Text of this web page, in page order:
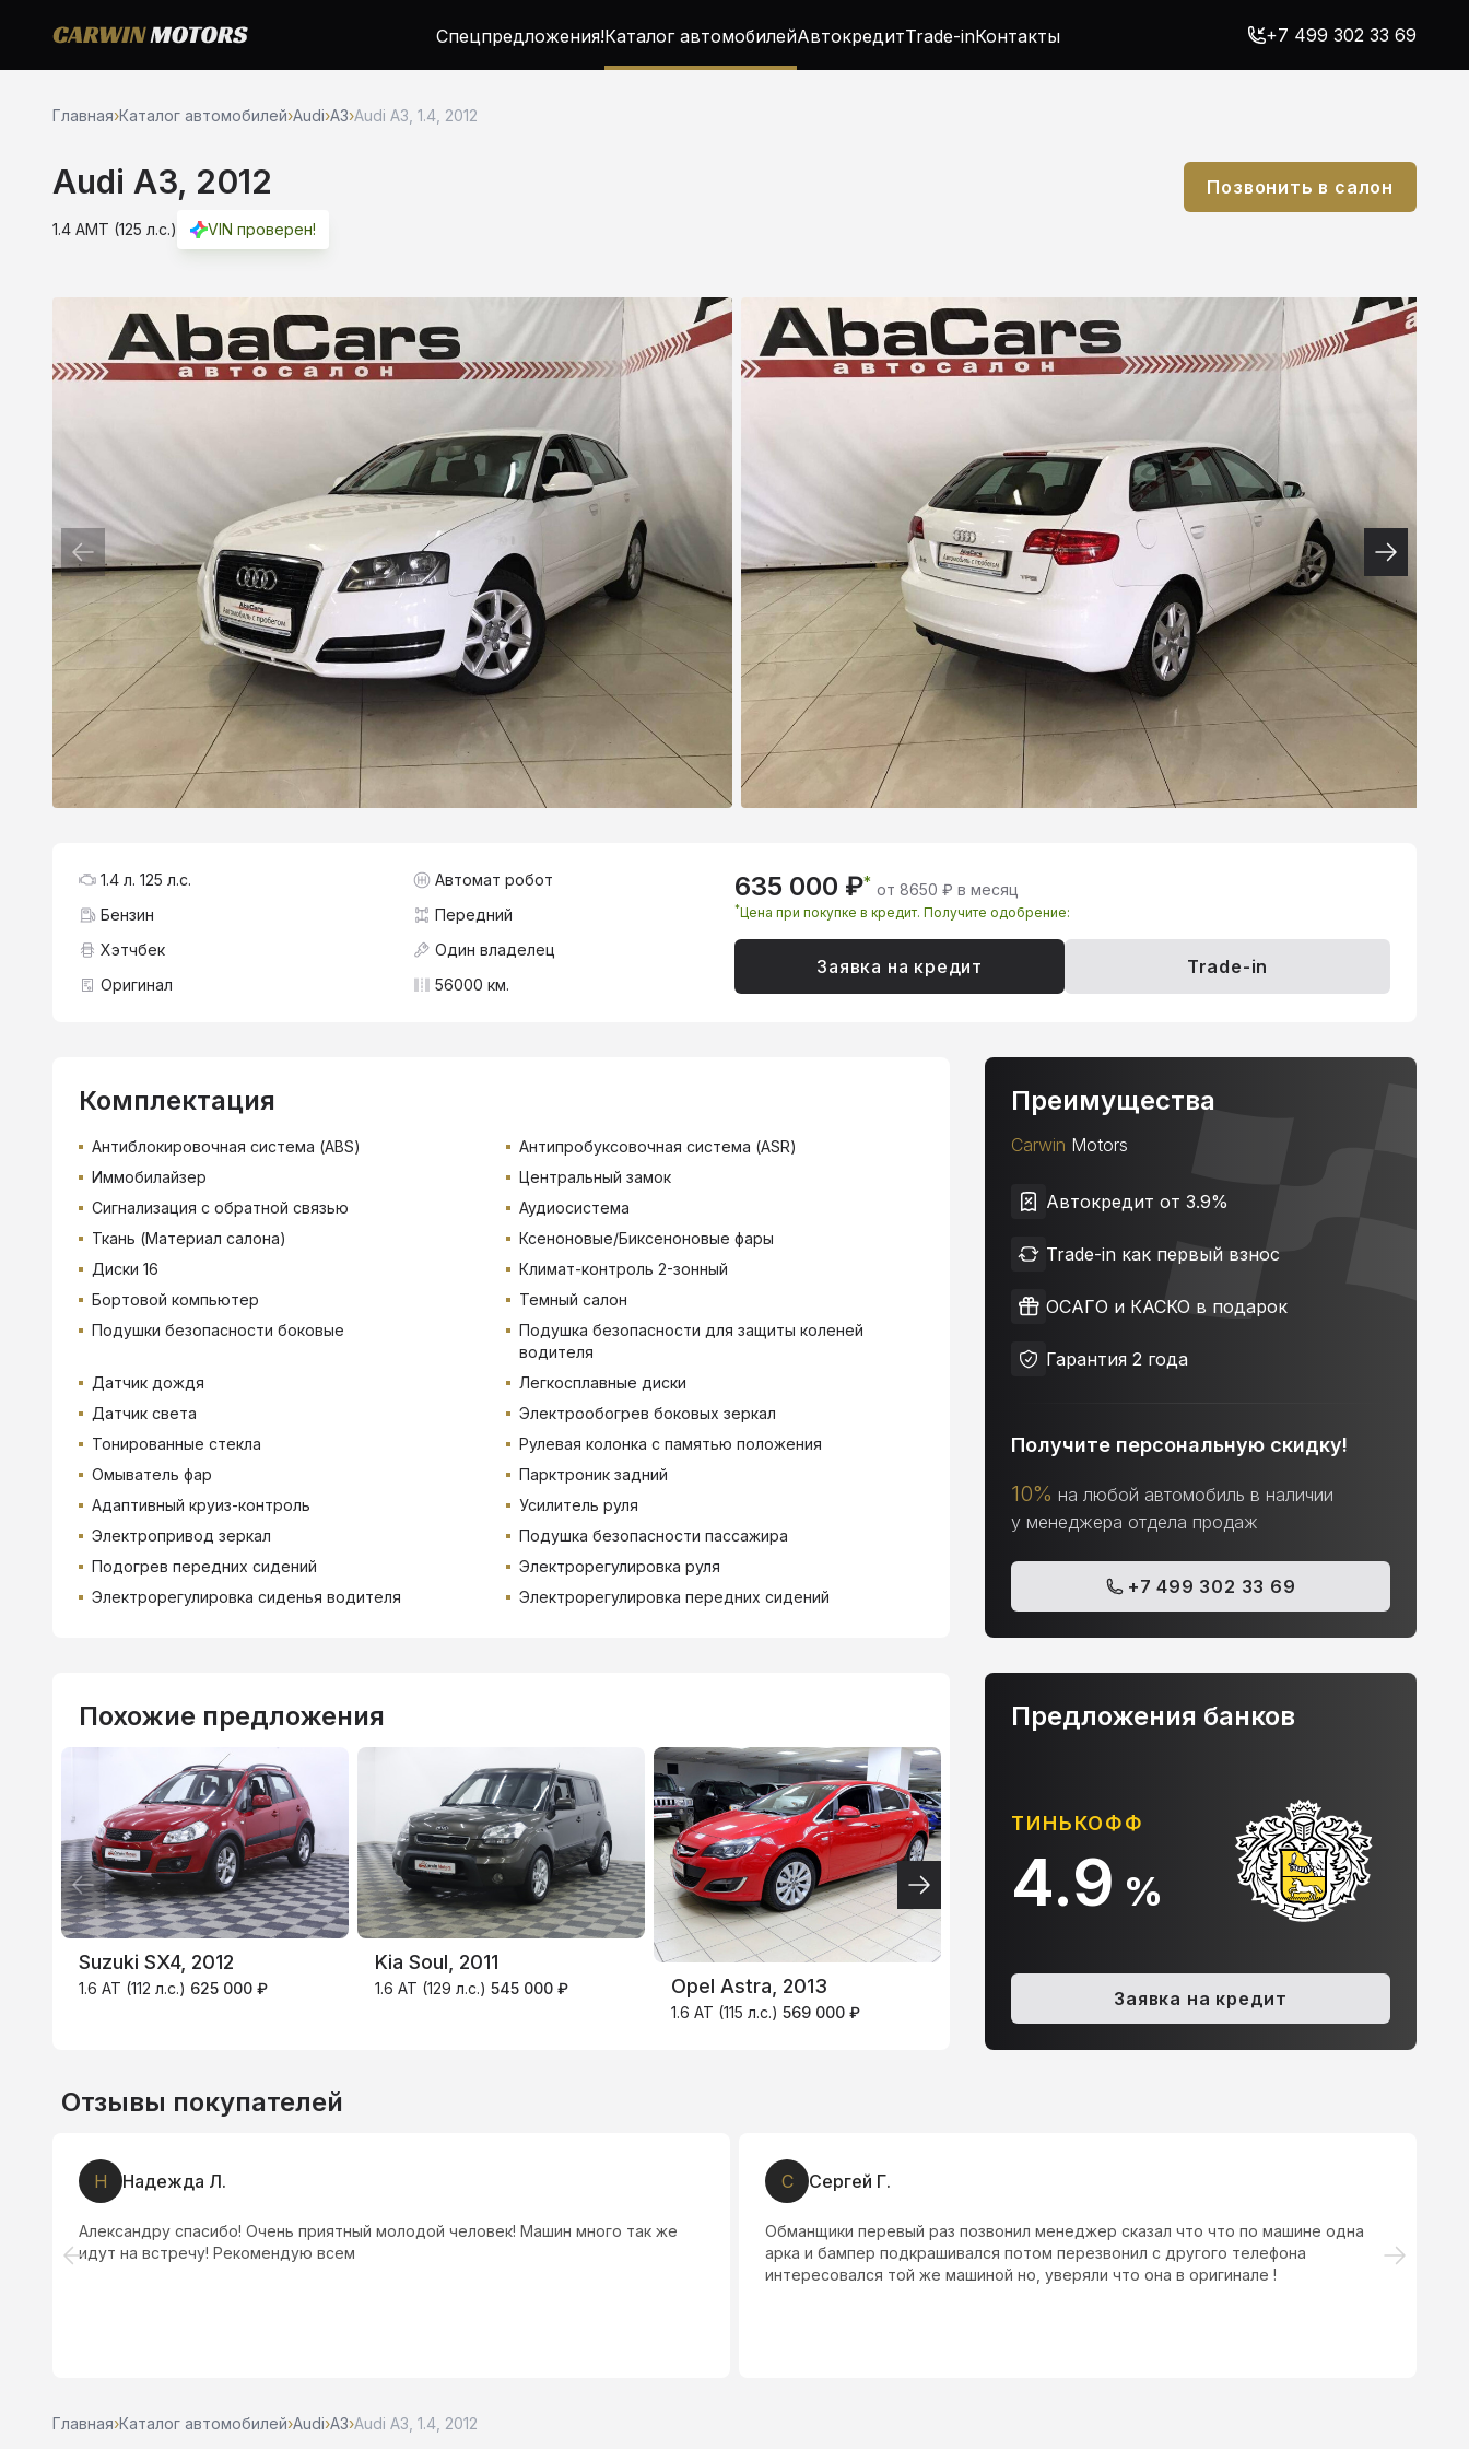
Спецпредложения!Каталог автомобилейАвтокредитTrade-inКонтакты +7 499 302 33 69
Главная›Каталог автомобилей›Audi›A3›Audi A3, 1.4, 2012
Audi A3, 2012
1.4 AMT (125 л.с.) VIN проверен!
Позвонить в салон
635 000 ₽* от 8650 ₽ в месяц
*Цена при покупке в кредит. Получите одобрение:
Заявка на кредит Trade-in
1.4 л. 125 л.с.
Автомат робот
Бензин
Передний
Хэтчбек
Один владелец
Оригинал
56000 км.
Комплектация
Антиблокировочная система (ABS)
Антипробуксовочная система (ASR)
Иммобилайзер
Центральный замок
Сигнализация с обратной связью
Аудиосистема
Ткань (Материал салона)
Ксеноновые/Биксеноновые фары
Диски 16
Климат-контроль 2-зонный
Бортовой компьютер
Темный салон
Подушки безопасности боковые
Подушка безопасности для защиты коленей
водителя
Датчик дождя
Легкосплавные диски
Датчик света
Электрообогрев боковых зеркал
Тонированные стекла
Рулевая колонка с памятью положения
Омыватель фар
Парктроник задний
Адаптивный круиз-контроль
Усилитель руля
Электропривод зеркал
Подушка безопасности пассажира
Подогрев передних сидений
Электрорегулировка руля
Электрорегулировка сиденья водителя
Электрорегулировка передних сидений
Преимущества
Carwin Motors
Автокредит от 3.9%
Trade-in как первый взнос
ОСАГО и КАСКО в подарок
Гарантия 2 года
Получите персональную скидку!
10% на любой автомобиль в наличии
у менеджера отдела продаж
+7 499 302 33 69
Похожие предложения
Suzuki SX4, 2012
1.6 AT (112 л.с.) 625 000 ₽
Kia Soul, 2011
1.6 AT (129 л.с.) 545 000 ₽ Opel Astra, 2013
1.6 AT (115 л.с.) 569 000 ₽
Kia Ceed, 2013 Nissan Note, 2011
ВТБ
3.9%
ТИНЬКОФФ
4.9%
Предложения банков
Заявка на кредит
Отзывы покупателей
Н Надежда Л.
Александру спасибо! Очень приятный молодой человек! Машин много так же
идут на встречу! Рекомендую всем
С Сергей Г.
Обманщики перевый раз позвонил менеджер сказал что что по машине одна
арка и бампер подкрашивался потом перезвонил с другого телефона
интересовался той же машиной но, уверяли что она в оригинале !
Главная›Каталог автомобилей›Audi›A3›Audi A3, 1.4, 2012